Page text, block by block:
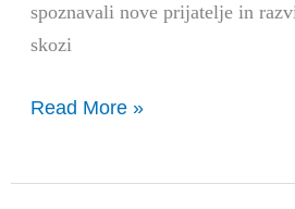
spoznavali nove prijatelje in
skozi
Read More »